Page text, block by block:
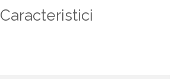
Caracteristici